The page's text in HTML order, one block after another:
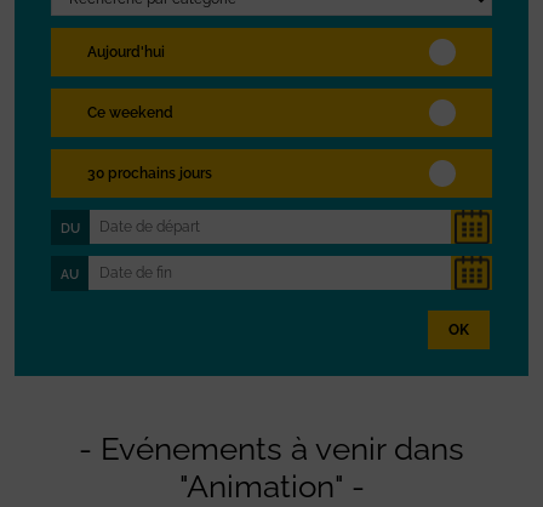
Aujourd'hui
Ce weekend
30 prochains jours
DU
AU
OK
- Evénements à venir dans
"Animation" -